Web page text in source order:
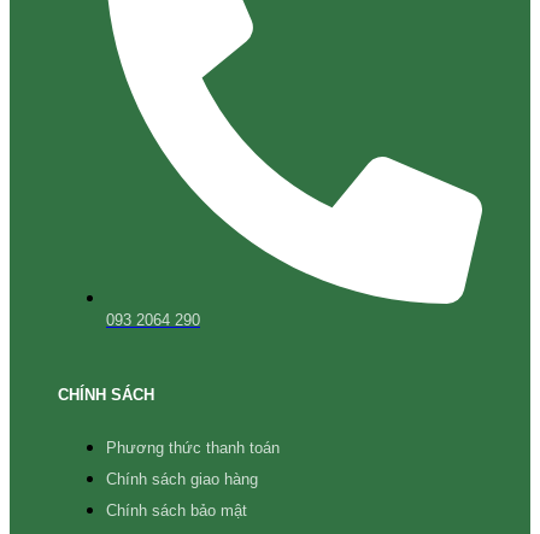
093 2064 290
CHÍNH SÁCH
Phương thức thanh toán
Chính sách giao hàng
Chính sách bảo mật